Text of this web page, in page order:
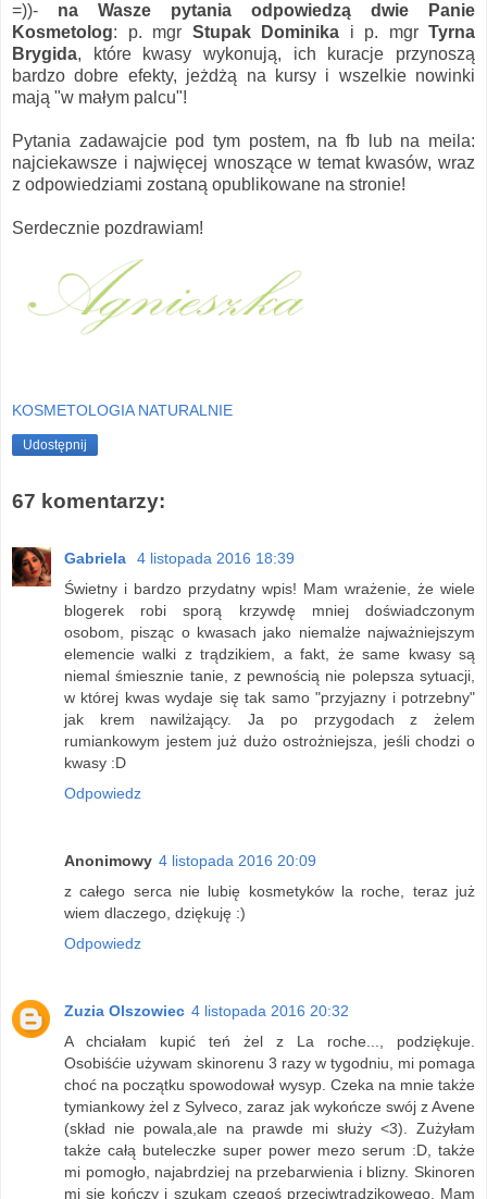
=))- na Wasze pytania odpowiedzą dwie Panie
Kosmetolog: p. mgr Stupak Dominika i p. mgr Tyrna
Brygida, które kwasy wykonują, ich kuracje przynoszą
bardzo dobre efekty, jeżdżą na kursy i wszelkie nowinki
mają "w małym palcu"!
Pytania zadawajcie pod tym postem, na fb lub na meila:
najciekawsze i najwięcej wnoszące w temat kwasów, wraz
z odpowiedziami zostaną opublikowane na stronie!
Serdecznie pozdrawiam!
KOSMETOLOGIA NATURALNIE
Udostępnij
67 komentarzy:
Gabriela
4 listopada 2016 18:39
Świetny i bardzo przydatny wpis! Mam wrażenie, że wiele
blogerek robi sporą krzywdę mniej doświadczonym
osobom, pisząc o kwasach jako niemalże najważniejszym
elemencie walki z trądzikiem, a fakt, że same kwasy są
niemal śmiesznie tanie, z pewnością nie polepsza sytuacji,
w której kwas wydaje się tak samo "przyjazny i potrzebny"
jak krem nawilżający. Ja po przygodach z żelem
rumiankowym jestem już dużo ostrożniejsza, jeśli chodzi o
kwasy :D
Odpowiedz
Anonimowy 4 listopada 2016 20:09
z całego serca nie lubię kosmetyków la roche, teraz już
wiem dlaczego, dziękuję :)
Odpowiedz
Zuzia Olszowiec 4 listopada 2016 20:32
A chciałam kupić teń żel z La roche..., podziękuje.
Osobiśćie używam skinorenu 3 razy w tygodniu, mi pomaga
choć na początku spowodował wysyp. Czeka na mnie także
tymiankowy żel z Sylveco, zaraz jak wykończe swój z Avene
(skład nie powala,ale na prawde mi służy <3). Zużyłam
także całą buteleczke super power mezo serum :D, także
mi pomogło, najabrdziej na przebarwienia i blizny. Skinoren
mi się kończy i szukam czegoś przeciwtrądzikowego. Mam